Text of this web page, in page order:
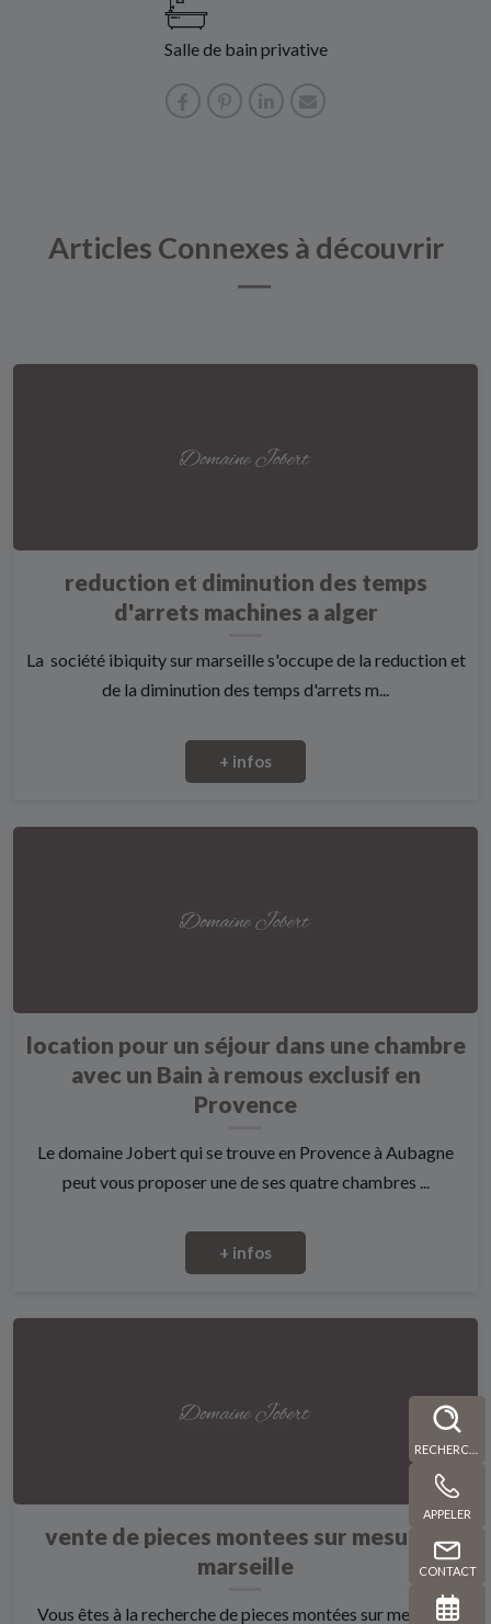
APPELER
CONTACT
Salle de bain privative
Articles Connexes à découvrir
reduction et diminution des temps
d'arrets machines a alger
La société ibiquity sur marseille s'occupe de la reduction et
de la diminution des temps d'arrets m...
+ infos
location pour un séjour dans une chambre
avec un Bain à remous exclusif en
Provence
Le domaine Jobert qui se trouve en Provence à Aubagne
peut vous proposer une de ses quatre chambres ...
+ infos
vente de pieces montees sur mesure à
marseille
Vous êtes à la recherche de pieces montées sur mesure à